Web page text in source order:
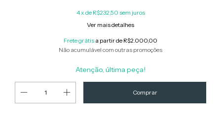
4x de R$232,50 sem juros
Ver mais detalhes
Frete grátis a partir de R$2.000,00
Não acumulável com outras promoções
Atenção, última peça!